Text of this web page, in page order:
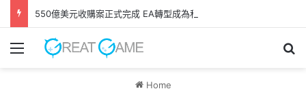
550億美元收購案正式完成 EA轉型成為私人公司
Menu
Home